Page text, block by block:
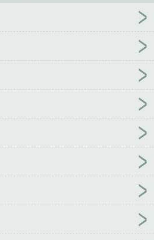
史上最强皇